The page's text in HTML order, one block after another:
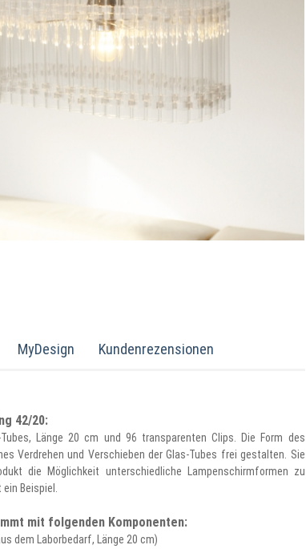
MyDesign Kundenrezensionen
42/20:
Länge 20 cm und 96 transparenten Clips. Die Form des
Verdrehen und Verschieben der Glas-Tubes frei gestalten. Sie
die Möglichkeit unterschiedliche Lampenschirmformen zu
Beispiel.
mit folgenden Komponenten:
dem Laborbedarf, Länge 20 cm)